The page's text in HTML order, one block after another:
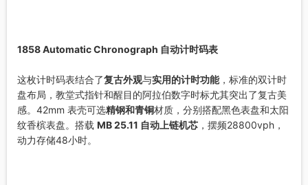
1858 Automatic Chronograph 自动计时码表
这枚计时码表结合了复古外观与实用的计时功能，标准的双计时
盘布局，教堂式指针和醒目的阿拉伯数字时标尤其突出了复古美
感。42mm 表壳可选精钢和青铜材质，分别搭配黑色表盘和太阳
纹香槟表盘。搭载 MB 25.11 自动上链机芯 ，摆频28800vph，
动力存储48小时。